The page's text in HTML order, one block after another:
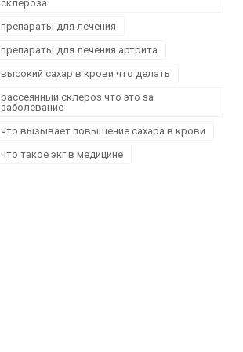
склероза
препараты для лечения
препараты для лечения артрита
высокий сахар в крови что делать
рассеянный склероз что это за
заболевание
что вызывает повышение сахара в крови
что такое экг в медицине